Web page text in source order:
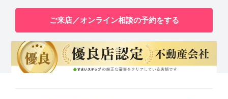
ご来店／オンライン相談の予約をする